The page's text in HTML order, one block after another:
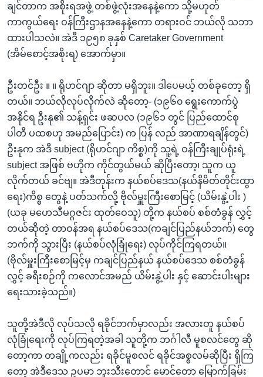
ချင်တာက အစိုးရအဖွဲ့ တစ်ဖွဲ့လုံးအနေနဲ့ကော သို့မဟုတ်
ကာကွယ်ရေး ဝန်ကြီးဌာနအနေနဲ့ကော တရားဝင် ဘယ်လို သဘာ
ထားပါသလဲ။ အဲဒီ ၁၉၅၈ ခုနှစ် Caretaker Government
(အိမ်စောင့်အစိုးရ) အောက်မှာ။
ဦးတင်ဦး ။ ။ ရိုဟင်ဂျာ ဆိုတာ မရှိဘူး။ ဒါပေမယ့် တစ်ခုတော့ ရှိ
တယ်။ ဘယ်လိုလုပ်လိုက်လဲ ဆိုတော့- (၁၉၆၀ ရွေးကောက်ပွဲ
အနိုင်ရ ဦးနု၏ သန့်ရှင်း ဖဆပလ (၁၉၆၁ တွင် ပြည်ထောင်စု
ပါတီ ပထစဟု အမည်ပြောင်း) က ပြန် လည် အာဏာရချိန်တွင်)
ဦးနုက အဲဒီ subject (ရိုဟင်ဂျာ ကိစ္စ)ကို သူ့ရဲ့ ဝန်ကြီးချုပ်ရုံးရဲ့
subject အဖြစ် ဗဟိုက ကိုင်တွယ်မယ် ဆိုပြီးတော့၊ သူက ယူ
လိုက်တယ် ခင်ဗျ။ အဲဒီတုန်းက နယ်စပ်ဒေသ(နယ်နိမိတ်တိုင်းထွာ
ရေး)ကိစ္စ တွေနဲ့ ပတ်သက်လို့ ဗိုလ်မှူးကြီးစောမြင့် (ယိမ်းနွဲ့ပါး )
(ယခု မဟေသီမဂ္ဂဇင်း ထုတ်ဝေသူ) တို့က နယ်စပ် စစ်တံခွန် လွှင့်
တယ်ဆိုတဲ့ တာဝန်အရ နယ်စပ်ဒေသ(ကချင်ပြည်နယ်ဘက်) တွေ
ဘက်ကို သွားပြီး (နယ်စပ်လုံခြုံရေး) လုပ်ကိုင်ကြရတယ်။
(ဗိုလ်မှူးကြီးစောမြင့်မှ ကချင်ပြည်နယ် နယ်စပ်ဒေသ စစ်တံခွန်
လွှင့် ခရီးစဉ်ကို ကလောင်အမည် ယိမ်းနွဲ့ပါး နှင့် ဆောင်းပါးများ
ရေးသားခဲ့သည်။)
သူတို့အဲဒီလို လုပ်သလို ရခိုင်ဘက်မှာလည်း အလားတူ နယ်စပ်
လုံခြုံရေးကို လုပ်ကြရတဲ့အခါ သူတို့က ဘင်္ဂါလီ မူစလင်တွေ ဆို
တော့ကာ တချို့ကလည်း ရခိုင်မူစလင် ရခိုင်အစ္စလမ်ဆိုပြီး ရှိကြ
တော့ အဲဒီဒေသ ဥပမာ ဘူးသီးတောင် မောင်တော မြောက်ခြမ်း